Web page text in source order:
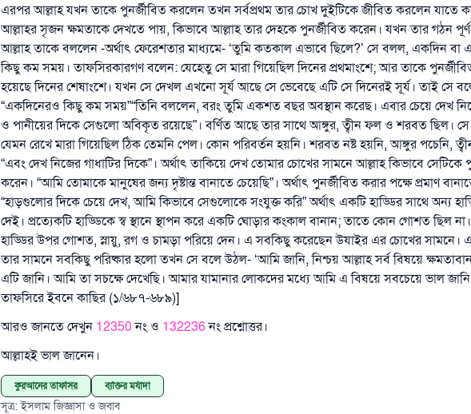
এরপর আল্লাহ যখন তাকে পুনর্জীবিত করলেন তখন সর্বপ্রথম তার চোখ দুইটিকে জীবিত করলেন যাতে
আল্লাহর সৃজন ক্ষমতাকে দেখতে পায়, কিভাবে আল্লাহ তার দেহকে পুনর্জীবিত করেন। যখন তার গঠন
আল্লাহ তাকে বললেন -অর্থাৎ ফেরেশতার মাধ্যমে- ‘তুমি কতকাল এভাবে ছিলে?’ সে বলল, একদিন বা
কিছু কম সময়। তাফসিরকারগণ বলেন: যেহেতু সে মারা গিয়েছিল দিনের প্রথমাংশে; আর তাকে
হয়েছে দিনের শেষাংশে। যখন সে দেখল এখনো সূর্য আছে সে ভেবেছে এটি সে দিনেরই সূর্য। তাই সে
“একদিনেরও কিছু কম সময়”“তিনি বললেন, বরং তুমি একশত বছর অবস্থান করেছ। এবার চেয়ে দেখ
ও পানীয়ের দিকে সেগুলো অবিকৃত রয়েছে”। বর্ণিত আছে তার সাথে আঙ্গুর, ত্বীন ফল ও শরবত ছিল।
যেমন রেখে মারা গিয়েছিল ঠিক তেমনি পেল। কোন পরিবর্তন হয়নি। শরবত নষ্ট হয়নি, আঙ্গুর পচেনি,
“এবং দেখ নিজের গাধাটির দিকে”। অর্থাৎ তাকিয়ে দেখ তোমার চোখের সামনে আল্লাহ কিভাবে সেটিকে
করেন। “আমি তোমাকে মানুষের জন্য দৃষ্টান্ত বানাতে চেয়েছি”। অর্থাৎ পুনর্জীবিত করার পক্ষে প্রমাণ
“হাড়গুলোর দিকে চেয়ে দেখ, আমি কিভাবে সেগুলোকে সংযুক্ত করি” অর্থাৎ একটি হাড্ডির সাথে অন্য
দেই। প্রত্যেকটি হাড্ডিকে স্ব স্থানে স্থাপন করে একটি ঘোড়ার কংকাল বানান; তাতে কোন গোশত ছিল
হাড্ডির উপর গোশত, স্নায়ু, রগ ও চামড়া পরিয়ে দেন। এ সবকিছু করেছেন উযাইর এর চোখের সামনে।
তার সামনে সবকিছু পরিষ্কার হলো তখন সে বলে উঠল- ‘আমি জানি, নিশ্চয় আল্লাহ সর্ব বিষয়ে
এটি জানি। আমি তা সচক্ষে দেখেছি। আমার যামানার লোকদের মধ্যে আমি এ বিষয়ে সবচেয়ে ভাল
তাফসিরে ইবনে কাছির (১/৬৮৭-৬৮৯)]
আরও জানতে দেখুন 12350 নং ও 132236নং প্রশ্নোত্তর।
আল্লাহই ভাল জানেন।
কুরআনের তাফসির ব্যক্তির মর্যাদা
সূত্র:ইসলাম জিজ্ঞাসা ও জবাব